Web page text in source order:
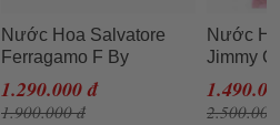
Nước Hoa Salvatore
Ferragamo F By
Ferragamo Black EDT
100ml
1.290.000 đ
1.900.000 đ
Nước
Jimmy
For